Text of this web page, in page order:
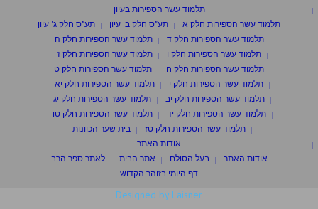
תלמוד עשר הספירות בעיון
תלמוד עשר הספירות חלק א
תע"ס חלק ב' עיון
תע"ס חלק ג' עיון
תלמוד עשר הספירות חלק ד
תלמוד עשר הספירות חלק ה
תלמוד עשר הספירות חלק ו
תלמוד עשר הספירות חלק ז
תלמוד עשר הספירות חלק ח
תלמוד עשר הספירות חלק ט
תלמוד עשר הספירות חלק י
תלמוד עשר הספירות חלק יא
תלמוד עשר הספירות חלק יב
תלמוד עשר הספירות חלק יג
תלמוד עשר הספירות חלק יד
תלמוד עשר הספירות חלק טו
תלמוד עשר הספירות חלק טז
בית שער הכוונות
אודות האתר
אודות האתר
בעל הסולם אתר הבית
לאתר ספר הרב
דף היומי בזוהר הקדוש
Designed by Laisner